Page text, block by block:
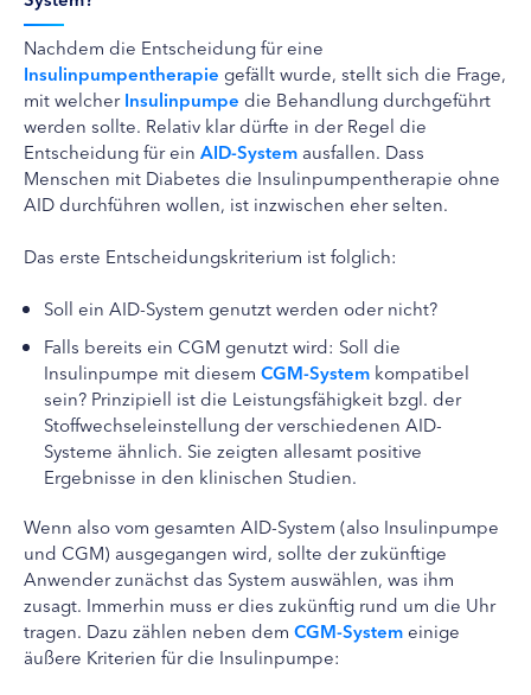
Nachdem die Entscheidung für eine
Insulinpumpentherapie gefällt wurde, stellt sich die Frage,
mit welcherInsulinpumpe die Behandlung durchgeführt
werden sollte. Relativ klar dürfte in der Regel die
Entscheidung für ein AID-System ausfallen. Dass
Menschen mit Diabetes die Insulinpumpentherapie ohne
AID durchführen wollen, ist inzwischen eher selten.
Das erste Entscheidungskriterium ist folglich:
Soll ein AID-System genutzt werden oder nicht?
Falls bereits ein CGM genutzt wird: Soll die
Insulinpumpe mit diesem CGM-System kompatibel
sein? Prinzipiell ist die Leistungsfähigkeit bzgl. der
Stoffwechseleinstellung der verschiedenen AID-
Systeme ähnlich. Sie zeigten allesamt positive
Ergebnisse in den klinischen Studien.
Wenn also vom gesamten AID-System (also Insulinpumpe
und CGM) ausgegangen wird, sollte der zukünftige
Anwender zunächst das System auswählen, was ihm
zusagt. Immerhin muss er dies zukünftig rund um die Uhr
tragen. Dazu zählen neben dem CGM-Systemeinige
äußere Kriterien für die Insulinpumpe: